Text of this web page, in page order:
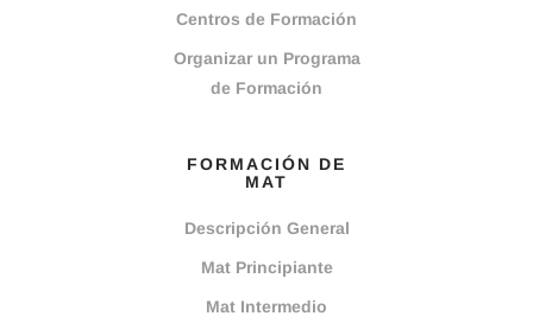
Centros de Formación
Organizar un Programa
de Formación
FORMACIÓN DE
MAT
Descripción General
Mat Principiante
Mat Intermedio